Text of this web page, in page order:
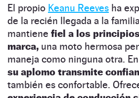
El propio Keanu Reeves ha
de la recién llegada a la
mantiene fiel a los
marca, una moto hermosa
maneja como ninguna otra.
su aplomo transmite
también es confortable.